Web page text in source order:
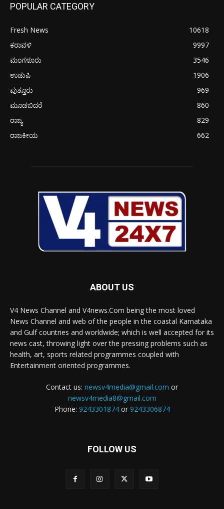
POPULAR CATEGORY
Fresh News
10618
ಕರಾವಳಿ
9997
ಮಂಗಳೂರು
3546
ಉಡುಪಿ
1906
ಪುತ್ತೂರು
969
ಮೂಡಬಿದರೆ
860
ರಾಜ್ಯ
829
ರಾಜಕೀಯ
662
ABOUT US
V4 News Channel and V4news.Com being the most loved
News Channel and web of the people in the coastal Karnataka
and Gulf countries and worldwide; which is well accepted for its
news cast, throwing light over the pressing problems such as
health, art, sports related programmes coupled with
Entertainment oriented programmes.
Contact us: newsv4media@gmail.com or
newsv4media8@gmail.com
Phone: 9243301874or 9243306874
FOLLOW US